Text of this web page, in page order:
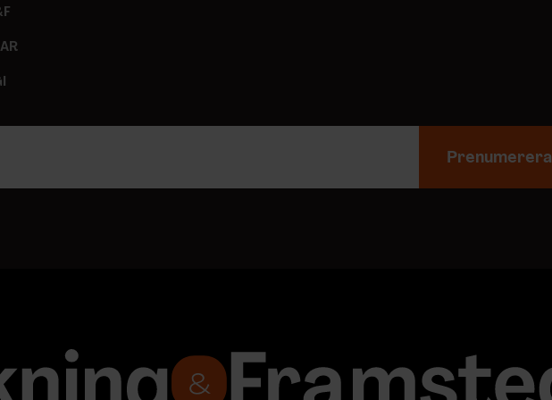
Prenumerera